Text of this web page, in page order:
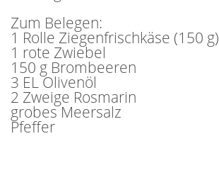
Zum Belegen:
1 Rolle Ziegenfrischkäse (150 g)
1 rote Zwiebel
150 g Brombeeren
3 EL Olivenöl
2 Zweige Rosmarin
grobes Meersalz
Pfeffer